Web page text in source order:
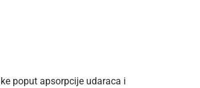
poput apsorpcije udaraca i